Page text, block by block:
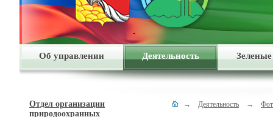
Об управлении Деятельность
Отдел организации
природоохранных
→ Деятельность →